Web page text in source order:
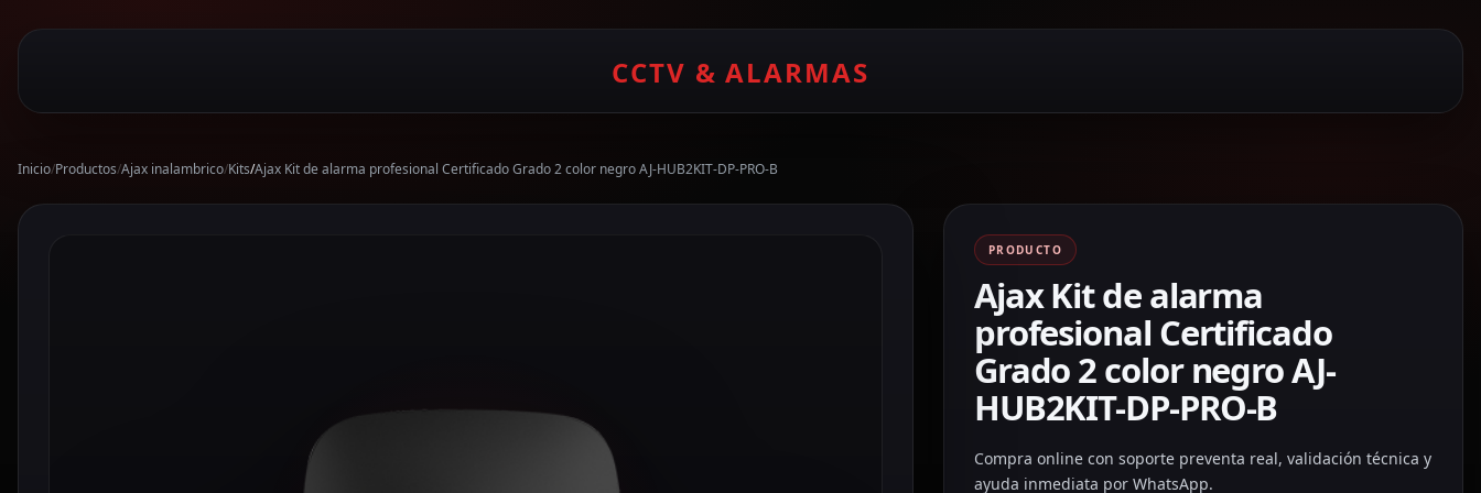
CCTV & ALARMAS
Inicio/Productos/Ajax inalambrico/Kits/Ajax Kit de alarma profesional Certificado Grado 2 color negro AJ-HUB2KIT-DP-PRO-B
PRODUCTO
Ajax Kit de alarma
profesional Certificado
Grado 2 color negro AJ-
HUB2KIT-DP-PRO-B
Compra online con soporte preventa real, validación técnica y
ayuda inmediata por WhatsApp.